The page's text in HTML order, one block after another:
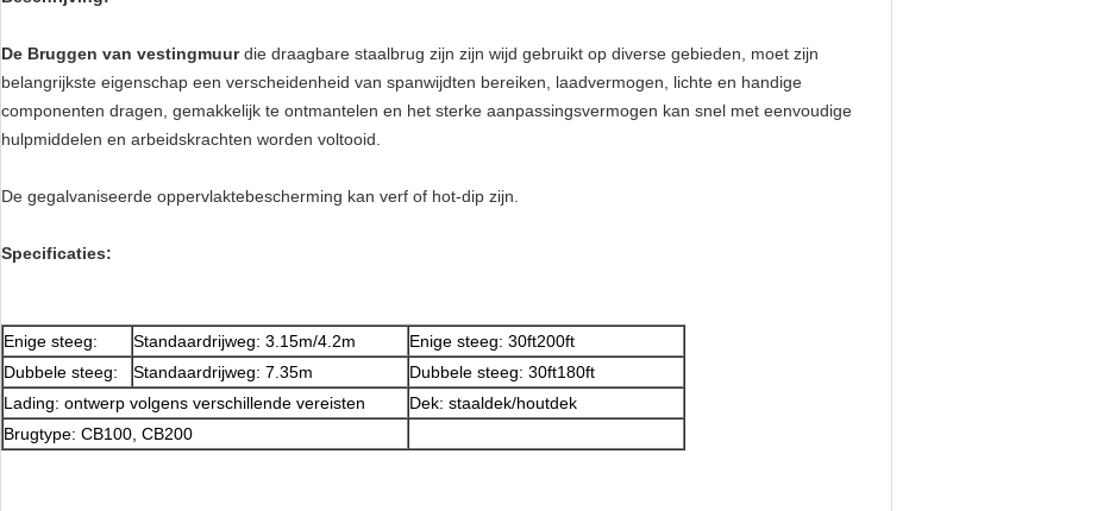
De Bruggen van vestingmuurdie draagbare staalbrug zijn zijn wijd gebruikt op diverse gebieden, moet zijn
belangrijkste eigenschap een verscheidenheid van spanwijdten bereiken, laadvermogen, lichte en handige
componenten dragen, gemakkelijk te ontmantelen en het sterke aanpassingsvermogen kan snel met eenvoudige
hulpmiddelen en arbeidskrachten worden voltooid.
De gegalvaniseerde oppervlaktebescherming kan verf of hot-dip zijn.
Specificaties:
Enige steeg: Standaardrijweg: 3.15m/4.2m
Enige steeg: 30ft200ft
Dubbele steeg:
Standaardrijweg: 7.35m
Dubbele steeg: 30ft180ft
Lading: ontwerp volgens verschillende vereisten
Dek: staaldek/houtdek
Brugtype: CB100, CB200